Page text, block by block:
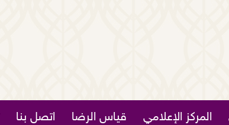
المركز الإعلامي قياس الرضا اتصل بنا